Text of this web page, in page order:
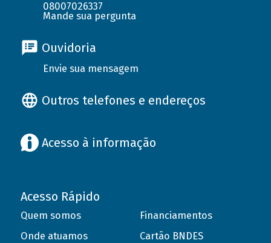
08007026337
Mande sua pergunta
Ouvidoria
Envie sua mensagem
Outros telefones e endereços
Acesso à informação
Acesso Rápido
Quem somos
Onde atuamos
Financiamentos
Cartão BNDES